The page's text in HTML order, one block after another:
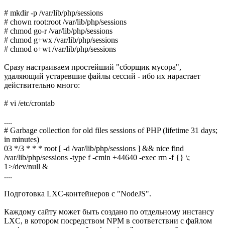
# mkdir -p /var/lib/php/sessions
# chown root:root /var/lib/php/sessions
# chmod go-r /var/lib/php/sessions
# chmod g+wx /var/lib/php/sessions
# chmod o+wt /var/lib/php/sessions
Сразу настраиваем простейший "сборщик мусора",
удаляющий устаревшие файлы сессий - ибо их нарастает
действительно много:
# vi /etc/crontab
....
# Garbage collection for old files sessions of PHP (lifetime 31 days;
in minutes)
03 */3 * * * root [ -d /var/lib/php/sessions ] && nice find
/var/lib/php/sessions -type f -cmin +44640 -exec rm -f {} \;
1>/dev/null &
....
Подготовка LXC-контейнеров с "NodeJS".
Каждому сайту может быть создано по отдельному инстансу
LXC, в котором посредством NPM в соответствии с файлом